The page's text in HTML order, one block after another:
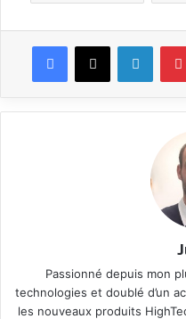
Facebook
X
Passionné depuis mon
technologies et doublé d’un
les nouveaux produits